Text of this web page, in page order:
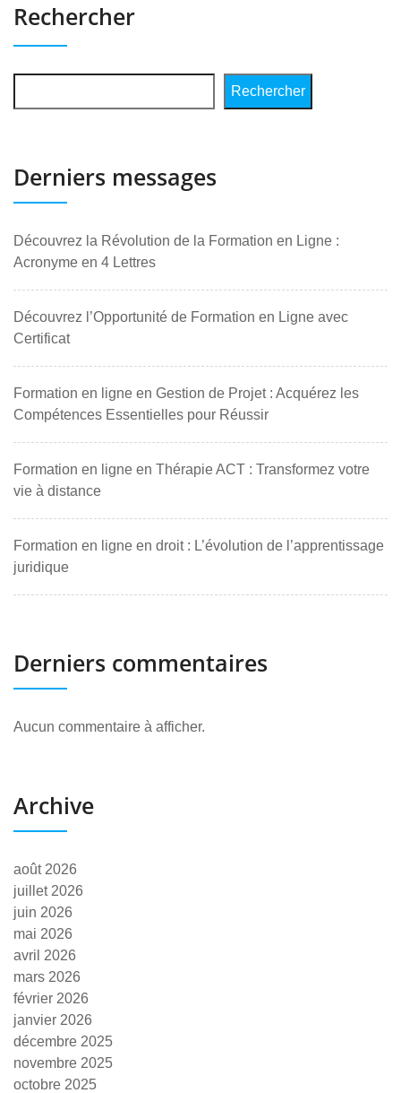
Rechercher
Rechercher
Derniers messages
Découvrez la Révolution de la Formation en Ligne :
Acronyme en 4 Lettres
Découvrez l’Opportunité de Formation en Ligne avec
Certificat
Formation en ligne en Gestion de Projet : Acquérez les
Compétences Essentielles pour Réussir
Formation en ligne en Thérapie ACT : Transformez votre
vie à distance
Formation en ligne en droit : L’évolution de l’apprentissage
juridique
Derniers commentaires
Aucun commentaire à afficher.
Archive
août 2026
juillet 2026
juin 2026
mai 2026
avril 2026
mars 2026
février 2026
janvier 2026
décembre 2025
novembre 2025
octobre 2025